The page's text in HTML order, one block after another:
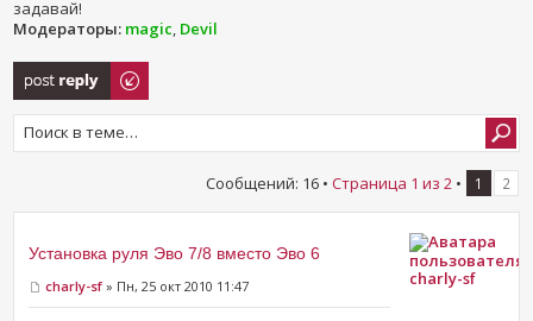
задавай!
Модераторы: magic, Devil
Ответить
Сообщений: 16 • Страница 1 из 2 • 1 2
Установка руля Эво 7/8 вместо Эво 6
charly-sf » Пн, 25 окт 2010 11:47 charly-sf